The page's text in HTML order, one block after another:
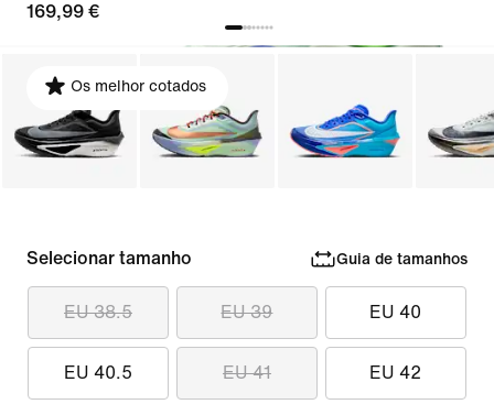
169,99 €
Os melhor cotados
Selecionar tamanho Guia de tamanhos
EU 38.5 EU 39 EU 40
EU 40.5 EU 41 EU 42